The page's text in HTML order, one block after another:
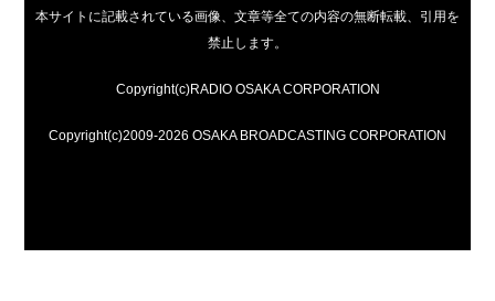
本サイトに記載されている画像、文章等全ての内容の無断転載、引用を
禁止します。
Copyright(c)RADIO OSAKA CORPORATION
Copyright(c)2009-2026 OSAKA BROADCASTING CORPORATION